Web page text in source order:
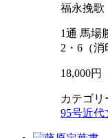
福永挽歌
1通 馬
2・6（消
18,000円
カテゴリ
95号近代